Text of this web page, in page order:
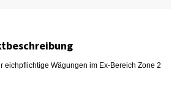
eichpflichtige Wägungen im Ex-Bereich Zone 2